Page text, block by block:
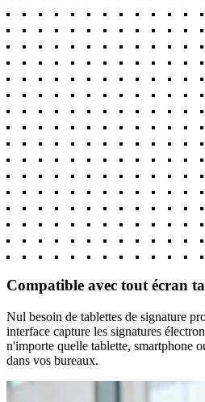
Compatible avec tout écran
Nul besoin de tablettes de signature
interface capture les signatures
n'importe quelle tablette, smartphone
dans vos bureaux.